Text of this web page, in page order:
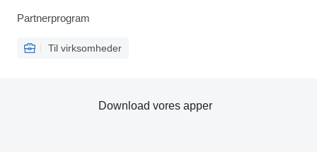
Partnerprogram
Til virksomheder
Download vores apper